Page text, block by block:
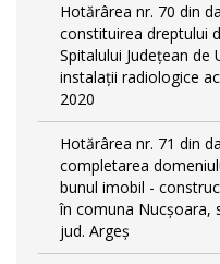
Hotărârea nr. 70 din
constituirea dreptului
Spitalului Județean
instalații radiologice
2020
Hotărârea nr. 71 din
completarea
bunul imobil -
în comuna Nucșoara,
jud. Argeș